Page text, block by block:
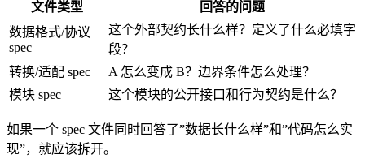
文件类型
回答的问题
数据格式/协议
spec
这个外部契约长什么样？定义了什么必填字
段？
转换/适配 spec
A 怎么变成 B？边界条件怎么处理？
模块 spec
这个模块的公开接口和行为契约是什么？
如果一个 spec 文件同时回答了”数据长什么样”和”代码怎么实
现”，就应该拆开。